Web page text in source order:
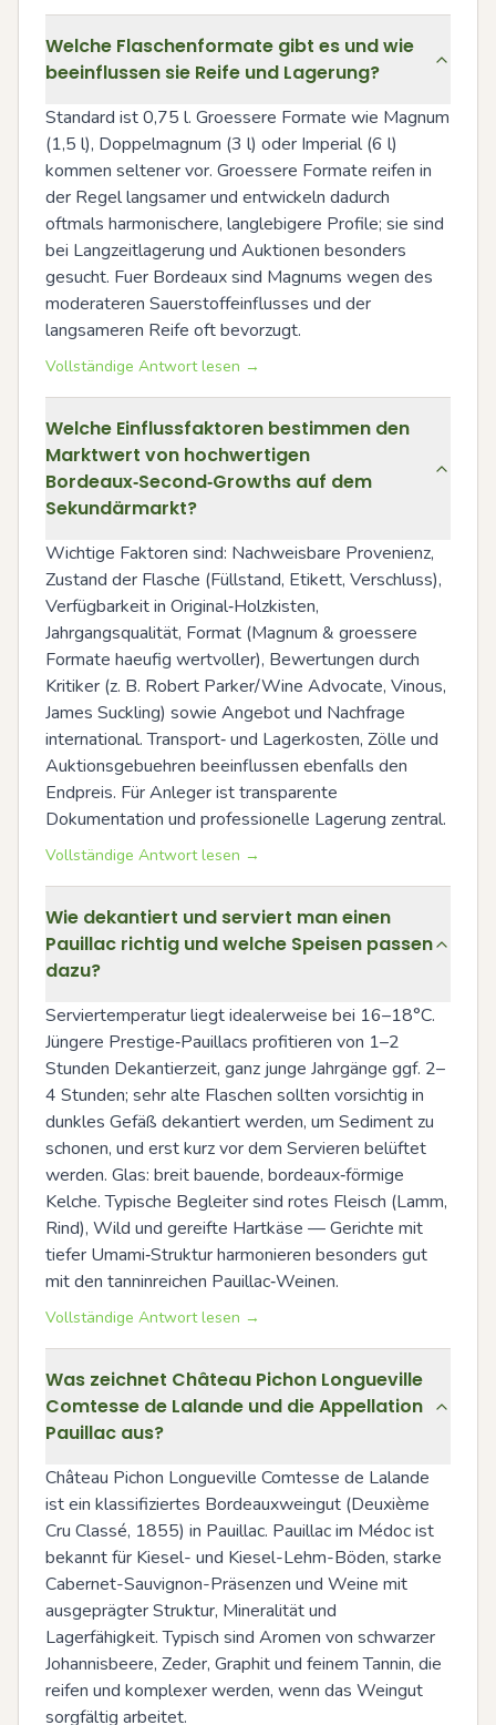
Welche Flaschenformate gibt es und wie
beeinflussen sie Reife und Lagerung?
Standard ist 0,75 l. Groessere Formate wie Magnum
(1,5 l), Doppelmagnum (3 l) oder Imperial (6 l)
kommen seltener vor. Groessere Formate reifen in
der Regel langsamer und entwickeln dadurch
oftmals harmonischere, langlebigere Profile; sie sind
bei Langzeitlagerung und Auktionen besonders
gesucht. Fuer Bordeaux sind Magnums wegen des
moderateren Sauerstoffeinflusses und der
langsameren Reife oft bevorzugt.
Vollständige Antwort lesen →
Welche Einflussfaktoren bestimmen den
Marktwert von hochwertigen
Bordeaux‑Second‑Growths auf dem
Sekundärmarkt?
Wichtige Faktoren sind: Nachweisbare Provenienz,
Zustand der Flasche (Füllstand, Etikett, Verschluss),
Verfügbarkeit in Original‑Holzkisten,
Jahrgangsqualität, Format (Magnum & groessere
Formate haeufig wertvoller), Bewertungen durch
Kritiker (z. B. Robert Parker/Wine Advocate, Vinous,
James Suckling) sowie Angebot und Nachfrage
international. Transport‑ und Lagerkosten, Zölle und
Auktionsgebuehren beeinflussen ebenfalls den
Endpreis. Für Anleger ist transparente
Dokumentation und professionelle Lagerung zentral.
Vollständige Antwort lesen →
Wie dekantiert und serviert man einen
Pauillac richtig und welche Speisen passen
dazu?
Serviertemperatur liegt idealerweise bei 16–18°C.
Jüngere Prestige‑Pauillacs profitieren von 1–2
Stunden Dekantierzeit, ganz junge Jahrgänge ggf. 2–
4 Stunden; sehr alte Flaschen sollten vorsichtig in
dunkles Gefäß dekantiert werden, um Sediment zu
schonen, und erst kurz vor dem Servieren belüftet
werden. Glas: breit bauende, bordeaux‑förmige
Kelche. Typische Begleiter sind rotes Fleisch (Lamm,
Rind), Wild und gereifte Hartkäse — Gerichte mit
tiefer Umami‑Struktur harmonieren besonders gut
mit den tanninreichen Pauillac‑Weinen.
Vollständige Antwort lesen →
Was zeichnet Château Pichon Longueville
Comtesse de Lalande und die Appellation
Pauillac aus?
Château Pichon Longueville Comtesse de Lalande
ist ein klassifiziertes Bordeauxweingut (Deuxième
Cru Classé, 1855) in Pauillac. Pauillac im Médoc ist
bekannt für Kiesel- und Kiesel-Lehm-Böden, starke
Cabernet-Sauvignon-Präsenzen und Weine mit
ausgeprägter Struktur, Mineralität und
Lagerfähigkeit. Typisch sind Aromen von schwarzer
Johannisbeere, Zeder, Graphit und feinem Tannin, die
reifen und komplexer werden, wenn das Weingut
sorgfältig arbeitet.